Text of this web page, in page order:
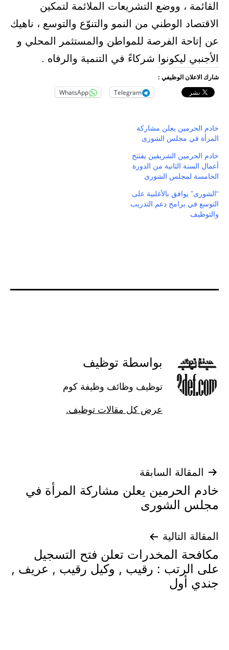
القائمة ، ووضع التشريعات الملائمة لتمكين
الاقتصاد الوطني من النمو والتنوّع والتوسع ، ناهيك
عن إتاحة الفرصة للمواطن والمستثمر المحلي و
الأجنبي ليكونوا شركاءً في التنمية والرفاه .
شارك الاعلان الوظيفي :
Telegram
WhatsApp
خادم الحرمين يعلن مشاركة
المرأة في مجلس الشورى
خادم الحرمين الشريفين يفتتح
أعمال السنة الثانية من الدورة
الخامسة لمجلس الشورى
“الشورى” يوافق بالأغلبية على
التوسع في برامج دعم التدريب
والتوظيف
بواسطة توظيف
توظيف وظائف وظيفة كوم
عرض كل مقالات توظيف.
تصفّح
المقالات
المقالة السابقة
خادم الحرمين يعلن مشاركة المرأة في
مجلس الشورى
المقالة التالية
مكافحة المخدرات تعلن فتح التسجيل
على الرتب : رقيب , وكيل رقيب , عريف ,
جندي أول